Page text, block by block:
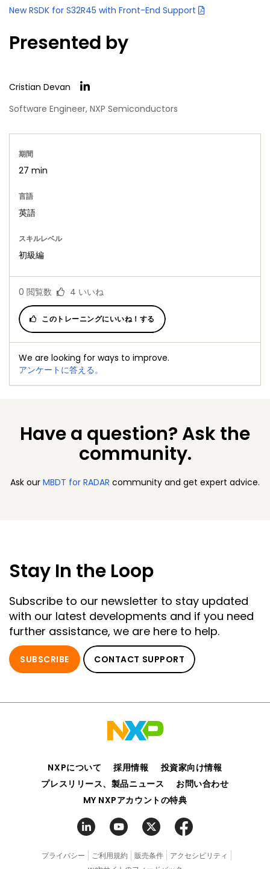
New RSDK for S32R45 with Front-End Support
Presented by
Cristian Devan
Software Engineer, NXP Semiconductors
期間
27 min
言語
英語
スキルレベル
初級編
0 閲覧数 4 いいね
このトレーニングにいいね！する
We are looking for ways to improve.
アンケートに答える。
Have a question? Ask the
community.
Ask our MBDT for RADAR community and get expert advice.
Stay In the Loop
Subscribe to our newsletter to stay updated
with our latest developments and if you need
further assistance, we are here to help.
SUBSCRIBE CONTACT SUPPORT
NXPについて 採用情報
投資家向け情報
プレスリリース、製品ニュース
お問い合わせ
MY NXPアカウントの特典
プライバシー ご利用規約 販売条件
アクセシビリティ